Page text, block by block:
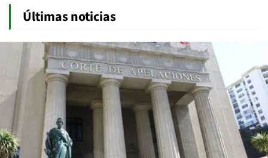
Últimas noticias